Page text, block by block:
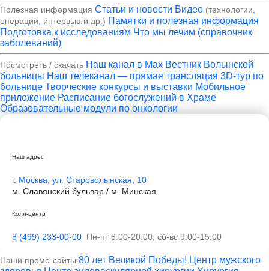
Полезная информация Статьи и новости Видео (технологии,
операции, интервью и др.) Памятки и полезная информация
Подготовка к исследованиям Что мы лечим (справочник
заболеваний)
Посмотреть / скачать Наш канал в Max Вестник Волынской
больницы Наш телеканал — прямая трансляция 3D-тур по
больнице Творческие конкурсы и выставки Мобильное
приложение Расписание богослужений в Храме
Образовательные модули по онкологии
Наш адрес
г. Москва, ул. Староволынская, 10
м. Славянский бульвар / м. Минская
Колл-центр
8 (499) 233-00-00 Пн-пт 8:00-20:00; сб-вс 9:00-15:00
Наши промо-сайты 80 лет Великой Победы! Центр мужского